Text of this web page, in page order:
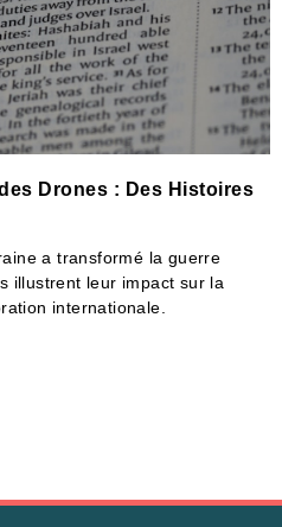
Drones : Des Histoires
a transformé la guerre
illustrent leur impact sur la
internationale.